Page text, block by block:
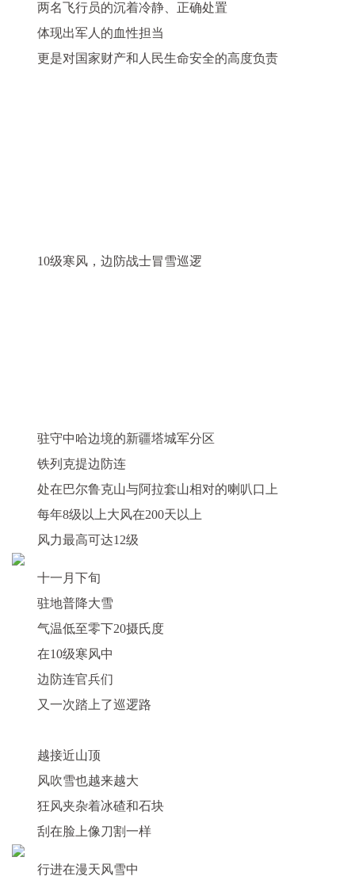
两名飞行员的沉着冷静、正确处置
体现出军人的血性担当
更是对国家财产和人民生命安全的高度负责
10级寒风，边防战士冒雪巡逻
驻守中哈边境的新疆塔城军分区
铁列克提边防连
处在巴尔鲁克山与阿拉套山相对的喇叭口上
每年8级以上大风在200天以上
风力最高可达12级
十一月下旬
驻地普降大雪
气温低至零下20摄氏度
在10级寒风中
边防连官兵们
又一次踏上了巡逻路
越接近山顶
风吹雪也越来越大
狂风夹杂着冰碴和石块
刮在脸上像刀割一样
行进在漫天风雪中